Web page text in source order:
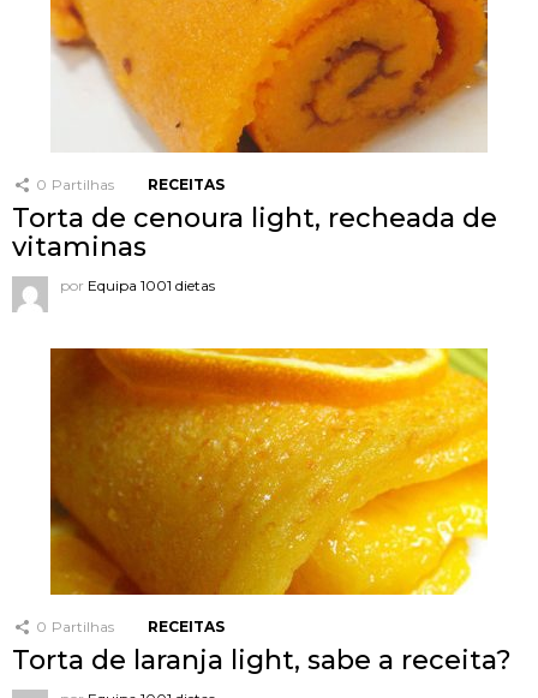
0 Partilhas RECEITAS
Torta de cenoura light, recheada de
vitaminas
por Equipa 1001 dietas
0 Partilhas RECEITAS
Torta de laranja light, sabe a receita?